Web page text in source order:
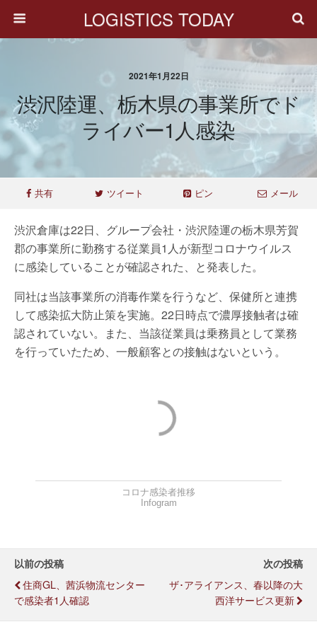
LOGISTICS TODAY
2021年1月22日
渋沢陸運、栃木県の事業所でド
ライバー1人感染
共有 ツイート ピン メール
渋沢倉庫は22日、グループ会社・渋沢陸運の栃木県芳賀
郡の事業所に勤務する従業員1人が新型コロナウイルス
に感染していることが確認された、と発表した。
同社は当該事業所の消毒作業を行うなど、保健所と連携
して感染拡大防止策を実施。22日時点で濃厚接触者は確
認されていない。また、当該従業員は乗務員として業務
を行っていたため、一般顧客との接触はないという。
コロナ感染者推移
Infogram
以前の投稿
住商GL、茜浜物流センター
で感染者1人確認
次の投稿
ザ･アライアンス、春以降の大
西洋サービス更新